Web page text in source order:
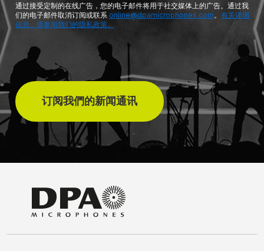
通过接受定制的在线广告，您的电子邮件将用于社交媒体上的广告。通过我
们的电子邮件取消订阅或联系 online@dpamicrophones.com 。 有关详细
信息，请参阅我们的隐私政策。
订阅我們的新闻通讯